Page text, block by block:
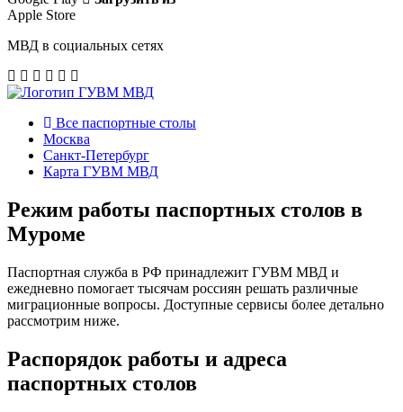
Apple Store
МВД в социальных сетях
Все паспортные столы
Москва
Санкт-Петербург
Карта ГУВМ МВД
Режим работы паспортных столов в
Муроме
Паспортная служба в РФ принадлежит ГУВМ МВД и
ежедневно помогает тысячам россиян решать различные
миграционные вопросы. Доступные сервисы более детально
рассмотрим ниже.
Распорядок работы и адреса
паспортных столов